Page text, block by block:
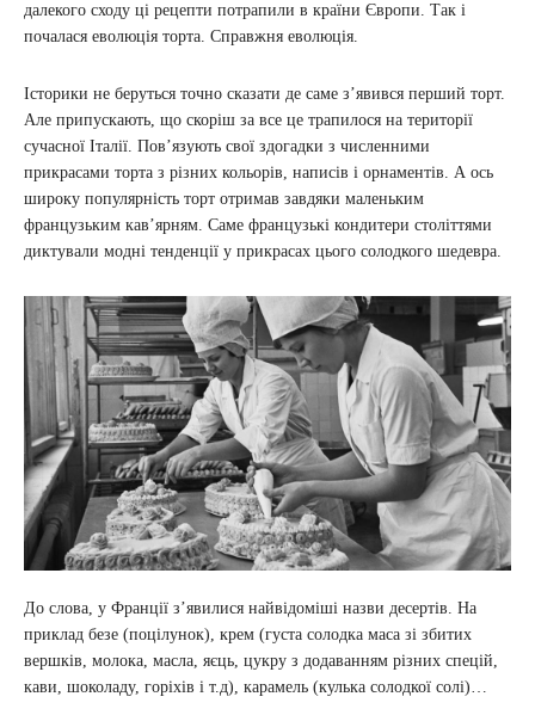
далекого сходу ці рецепти потрапили в країни Європи. Так і
почалася еволюція торта. Справжня еволюція.
Історики не беруться точно сказати де саме з’явився перший торт.
Але припускають, що скоріш за все це трапилося на території
сучасної Італії. Пов’язують свої здогадки з численними
прикрасами торта з різних кольорів, написів і орнаментів. А ось
широку популярність торт отримав завдяки маленьким
французьким кав’ярням. Саме французькі кондитери століттями
диктували модні тенденції у прикрасах цього солодкого шедевра.
До слова, у Франції з’явилися найвідоміші назви десертів. На
приклад безе (поцілунок), крем (густа солодка маса зі збитих
вершків, молока, масла, яєць, цукру з додаванням різних спецій,
кави, шоколаду, горіхів і т.д), карамель (кулька солодкої солі)…